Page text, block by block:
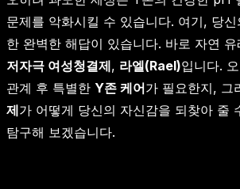
문제를 악화시킬 수 있습니다. 여기, 당
한 완벽한 해답이 있습니다. 바로 자연
저자극 여성청결제, 라엘(Rael)입니다.
관계 후 특별한 Y존 케어가 필요한지, 그
제가 어떻게 당신의 자신감을 되찾아 줄
탐구해 보겠습니다.